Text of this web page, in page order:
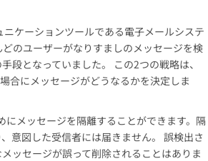
ケーションツールである電子メールシステ
のユーザーがなりすましのメッセージを検
段となっていました。 この2つの戦略は、
合にメッセージがどうなるかを決定しま
メッセージを隔離することができます。隔
意図した受信者には届きません。 誤検出さ
ッセージが誤って削除されることはありま